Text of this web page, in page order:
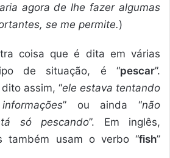
agora de lhe fazer algumas
se me permite.)
coisa que é dita em várias
de situação, é “pescar”.
assim, “ele estava tentando
” ou ainda “não
só pescando”. Em inglês,
também usam o verbo “fish”